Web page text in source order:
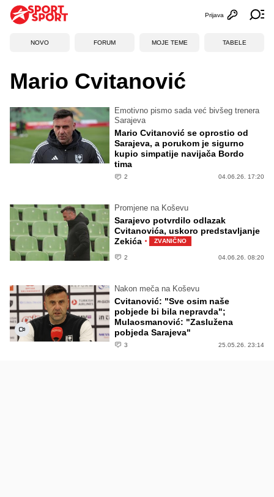
Otvori
Prijava
NOVO FORUM MOJE TEME TABELE
Mario Cvitanović
Emotivno pismo sada već bivšeg trenera
Sarajeva
Mario Cvitanović se oprostio od
Sarajeva, a porukom je sigurno
kupio simpatije navijača Bordo
tima
2 04.06.26. 17:20
Promjene na Koševu
Sarajevo potvrdilo odlazak
Cvitanovića, uskoro predstavljanje
Zekića · ZVANIČNO
2 04.06.26. 08:20
Nakon meča na Koševu
Cvitanović: "Sve osim naše
pobjede bi bila nepravda";
Mulaosmanović: "Zaslužena
pobjeda Sarajeva"
3 25.05.26. 23:14